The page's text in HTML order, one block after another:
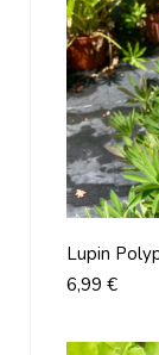
Lupin
De 12cm
Prix
6,99 €